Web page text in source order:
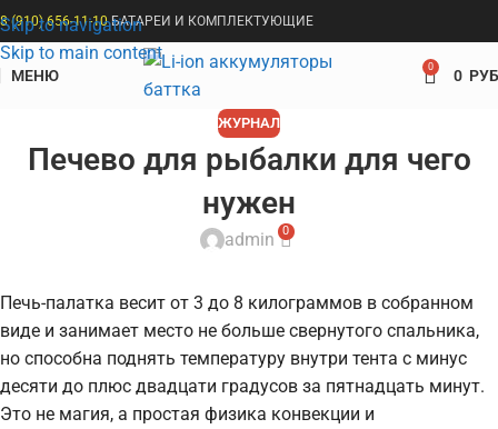
Skip to navigation
Skip to main content
8 (910) 656-11-10БАТАРЕИ И КОМПЛЕКТУЮЩИЕ
МЕНЮ 0 0
ЖУРНАЛ
Печево для рыбалки для чего
нужен
admin 0
Печь-палатка весит от 3 до 8 килограммов в собранном
виде и занимает место не больше свернутого спальника,
но способна поднять температуру внутри тента с минус
десяти до плюс двадцати градусов за пятнадцать минут.
Это не магия, а простая физика конвекции и